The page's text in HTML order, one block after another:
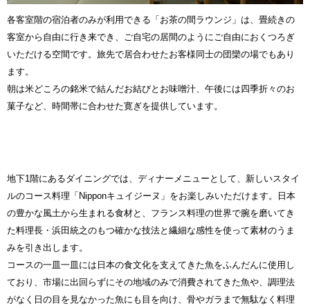
各客室階の宿泊者のみが利用できる「お茶の間ラウンジ」は、畳続きの
客室から自由に行き来でき、ご自宅の居間のようにご自由におくつろぎ
いただける空間です。旅先で居合わせたお客様同士の団欒の場でもあり
ます。
朝は米どころの銘米で結んだお結びとお味噌汁、午後には四季折々のお
菓子など、時間帯に合わせた寛ぎを提供しています。
地下1階にあるダイニングでは、ディナーメニューとして、新しいスタイ
ルのコース料理「Nipponキュイジーヌ」をお楽しみいただけます。日本
の豊かな風土から生まれる食材と、フランス料理の世界で腕を磨いてき
た料理長・浜田統之のもつ確かな技法と繊細な感性を使って素材のうま
みを引き出します。
コースの一皿一皿には日本の食文化を支えてきた魚をふんだんに使用し
ており、市場に出回らずにその地域のみで消費されてきた魚や、調理法
がなく日の目を見なかった魚にも目を向け、骨やガラまで無駄なく料理